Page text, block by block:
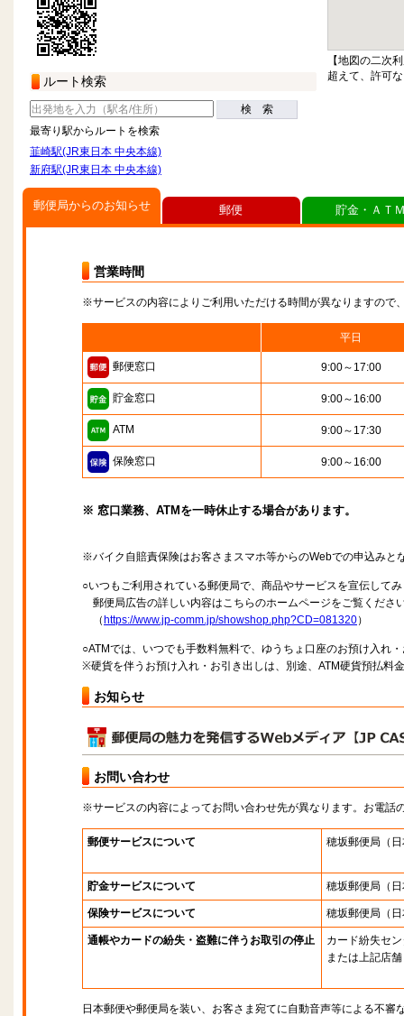
ルート検索
検 索
最寄り駅からルートを検索
韮崎駅(JR東日本 中央本線)
新府駅(JR東日本 中央本線)
【地図の二次
超えて、許可
郵便局からのお知らせ
営業時間
※サービスの内容によりご利用いただける時間が異なりますので
平日
郵便窓口 9:00～17:00
貯金窓口 9:00～16:00
ATM 9:00～17:30
保険窓口 9:00～16:00
※ 窓口業務、ATMを一時休止する場合があります。
※バイク自賠責保険はお客さまスマホ等からのWebでの申込みと
○いつもご利用されている郵便局で、商品やサービスを宣伝して
郵便局広告の詳しい内容はこちらのホームページをご覧くださ
（ https://www.jp-comm.jp/showshop.php?CD=081320）
○ATMでは、いつでも手数料無料で、ゆうちょ口座のお預け入れ
※硬貨を伴うお預け入れ・お引き出しは、別途、ATM硬貨預払料
お知らせ
お問い合わせ
※サービスの内容によってお問い合わせ先が異なります。お電話
郵便サービスについて 穂坂郵便局 （
貯金サービスについて 穂坂郵便局 （
保険サービスについて 穂坂郵便局 （
通帳やカードの紛失・盗難に伴うお取引の停止
カード紛失セ
または上記店舗
日本郵便や郵便局を装い、お客さま宛てに自動音声等による不審
郵便 貯金・ＡＴ